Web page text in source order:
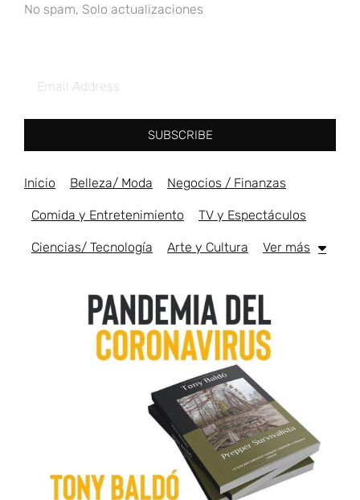
No spam, Solo actualizaciones
SUBSCRIBE
Inicio Belleza/ Moda Negocios / Finanzas
Comida y Entretenimiento TV y Espectáculos
Ciencias/ Tecnología Arte y Cultura Ver más